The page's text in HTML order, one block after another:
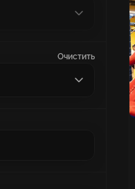
Очистить